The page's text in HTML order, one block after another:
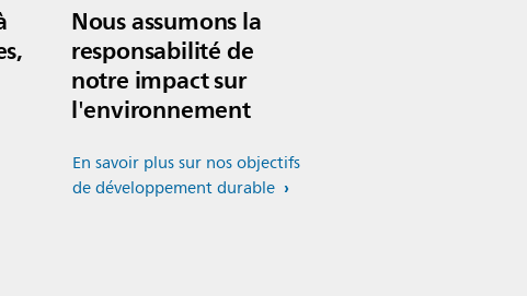
Nous assumons la
responsabilité de
notre impact sur
l'environnement
En savoir plus sur nos objectifs
de développement durable